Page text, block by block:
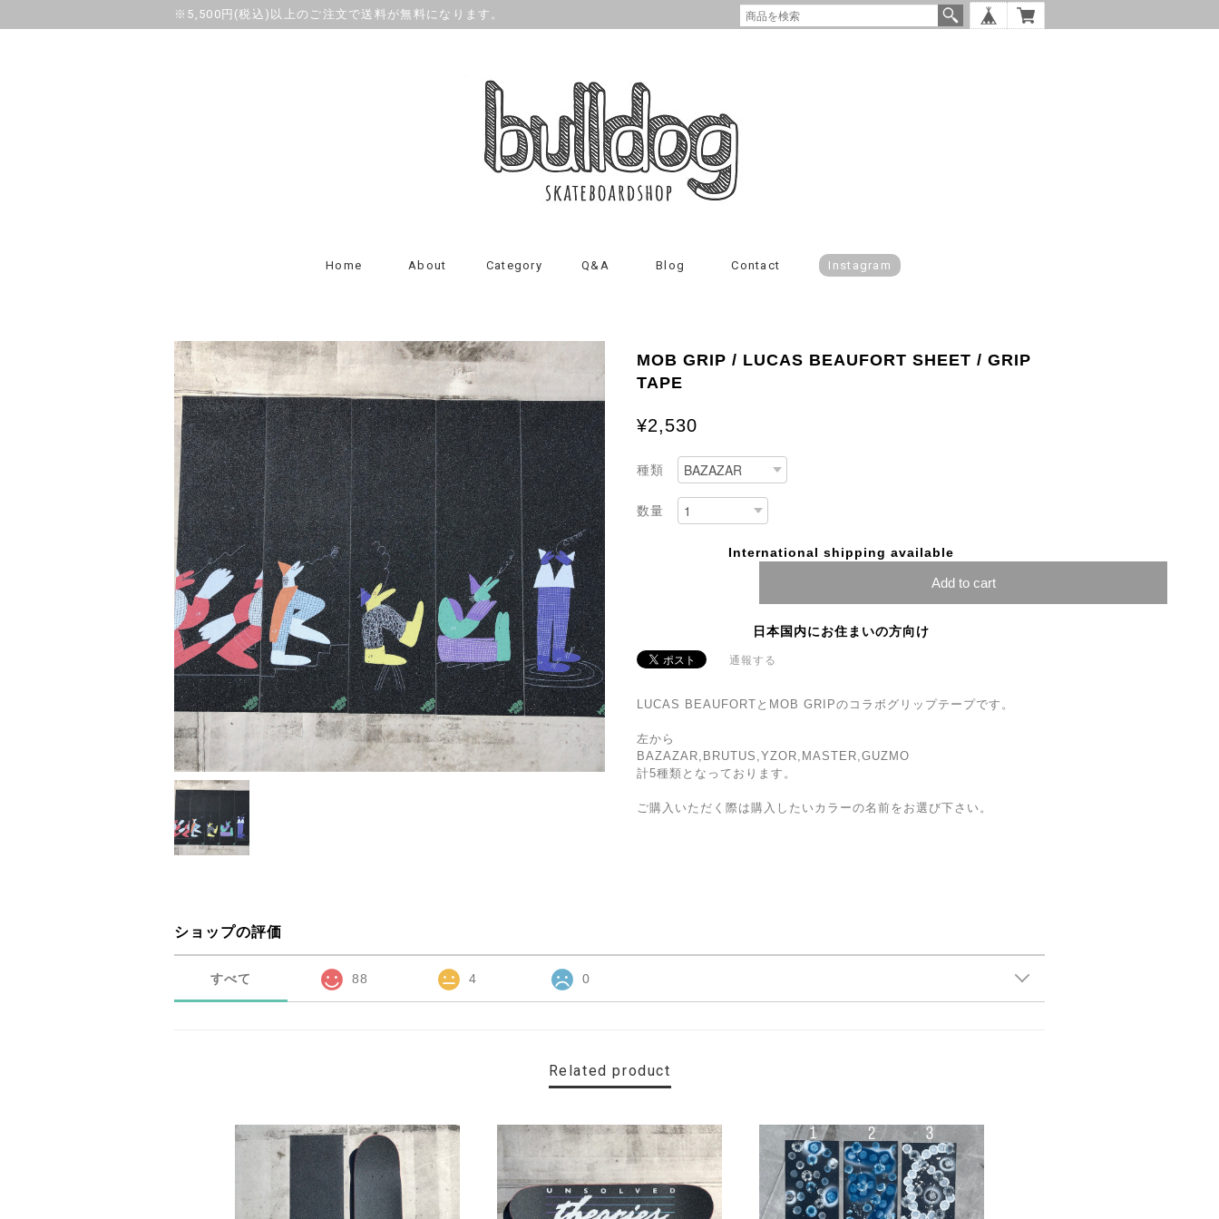
※5,500円(税込)以上のご注文で送料が無料になります。
Home About Category Q&A Blog Contact Instagram
MOB GRIP / LUCAS BEAUFORT SHEET / GRIP
TAPE
¥2,530
種類
数量
International shipping available
Add to cart
日本国内にお住まいの方向け
通報する
LUCAS BEAUFORTとMOB GRIPのコラボグリップテープです。
左から
BAZAZAR,BRUTUS,YZOR,MASTER,GUZMO
計5種類となっております。
ご購入いただく際は購入したいカラーの名前をお選び下さい。
ショップの評価
すべて 88 4 0
Related product